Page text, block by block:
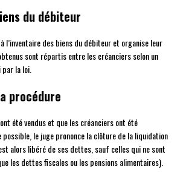
du débiteur
l’inventaire des biens du débiteur et organise leur
sont répartis entre les créanciers selon un
la loi.
procédure
été vendus et que les créanciers ont été
le juge prononce la clôture de la liquidation
alors libéré de ses dettes, sauf celles qui ne sont
les dettes fiscales ou les pensions alimentaires).